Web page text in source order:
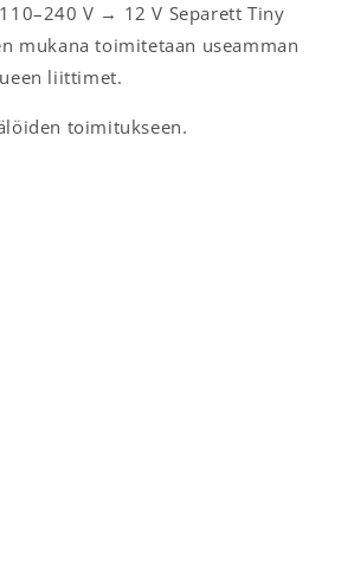
V → 12 V Separett Tiny
mukana toimitetaan useamman
liittimet.
toimitukseen.